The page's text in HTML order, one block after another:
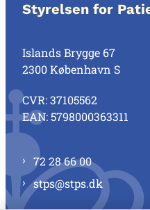
Styrelsen for
Islands Brygge 67
2300 København S
CVR: 37105562
EAN: 5798000363311
72 28 66 00
stps@stps.dk